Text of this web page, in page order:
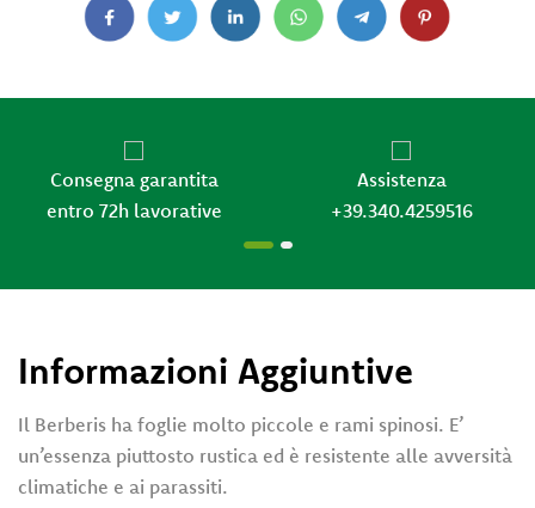
Consegna garantita
entro 72h lavorative
Assistenza
+39.340.4259516
Informazioni Aggiuntive
Il Berberis ha foglie molto piccole e rami spinosi. E’
un’essenza piuttosto rustica ed è resistente alle avversità
climatiche e ai parassiti.